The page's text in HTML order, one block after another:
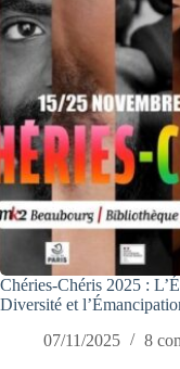
Chéries-Chéris 2025 :
Diversité et
07/11/2025
8